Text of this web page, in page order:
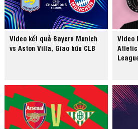
Video kết quả Bayern Munich
vs Aston Villa, Giao hữu CLB
Video